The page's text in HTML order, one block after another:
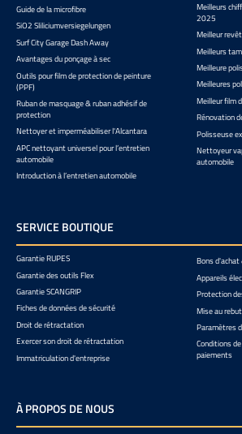
Guide de la microfibre
SiO2 Sliliciumversiegelungen
Surf City Garage Dash Away
Avantages du ponçage à sec
Outils pour film de protection de peinture
(PPF)
Ruban de masquage & ruban adhésif de
protection
Nettoyer et imperméabiliser l'Alcantara
APC nettoyant universel pour l’entretien
automobile
Introduction à l’entretien automobile
Meilleurs
2025
Meilleur
Meilleurs
Meilleure
Meilleures
Meilleur film
Rénovation
Polisseuse
Nettoyeur
automobile
SERVICE BOUTIQUE
Garantie RUPES
Garantie des outils Flex
Garantie SCANGRIP
Fiches de données de sécurité
Droit de rétractation
Exercer son droit de rétractation
Immatriculation d'entreprise
Bons d'achat
Appareils
Protection
Mise au
Paramètres
Conditions
paiements
À PROPOS DE NOUS